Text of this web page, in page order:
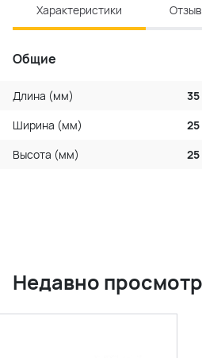
Характеристики
Общие
Длина (мм)
35
Ширина (мм)
25
Высота (мм)
25
Недавно